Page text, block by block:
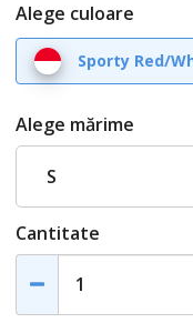
Alege culoare
Sporty Red/
Alege mărime
S
Cantitate